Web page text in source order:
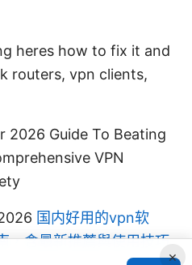
heres how to fix it and
routers, vpn clients,
2026 Guide To Beating
VPN
国内好用的vpn软
，含最新推薦與使用技巧
×